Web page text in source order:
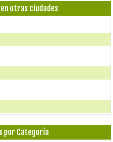
otras ciudades
por Categoría